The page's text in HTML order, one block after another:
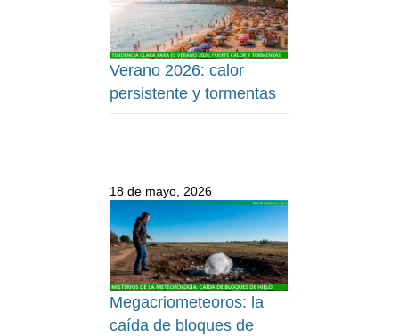
Verano 2026: calor
persistente y tormentas
18 de mayo, 2026
Megacriometeoros: la
caída de bloques de